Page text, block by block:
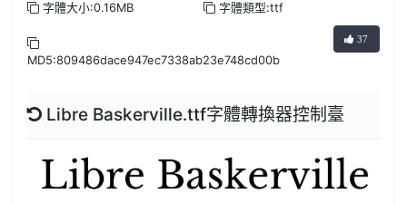
字體大小:0.16MB 字體類型:ttf
MD5:809486dace947ec7338ab23e748cd00b
37
Libre Baskerville.ttf字體轉換器控制臺